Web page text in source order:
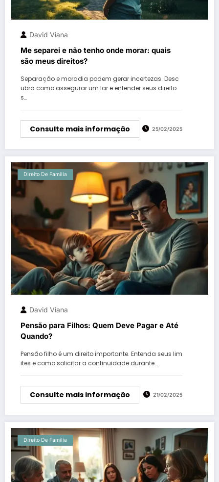
David Viana
Me separei e não tenho onde morar: quais
são meus direitos?
Separação e moradia podem gerar incertezas. Desc
ubra como assegurar um lar e entender seus direito
s…
Consulte mais informação 25/02/2025
Direito De Familia
David Viana
Pensão para Filhos: Quem Deve Pagar e Até
Quando?
Pensão filho é um direito importante. Entenda seus lim
ites e como solicitar a continuidade durante…
Consulte mais informação 21/02/2025
Direito De Familia